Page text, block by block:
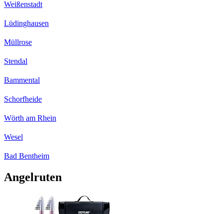
Weißenstadt
Lüdinghausen
Müllrose
Stendal
Bammental
Schorfheide
Wörth am Rhein
Wesel
Bad Bentheim
Angelruten